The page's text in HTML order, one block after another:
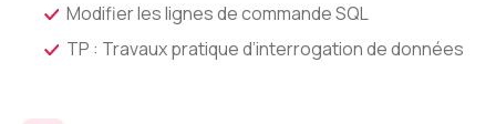
Modifier les lignes de commande SQL
TP : Travaux pratique d’interrogation de données